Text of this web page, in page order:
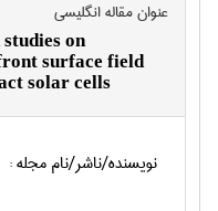
عنوان مقاله انگليسی
on
surface field
solar cells
نویسنده/ناشر/نام مجله :